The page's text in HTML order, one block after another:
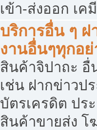
เข้า-ส่งออก เ
บริการอื่น ๆ
งานอื่นๆทุกอ
สินค้าจิปาถะ อื่
เช่น ฝากข่าวป
บัตรเครดิต ปร
สินค้าขายส่ง